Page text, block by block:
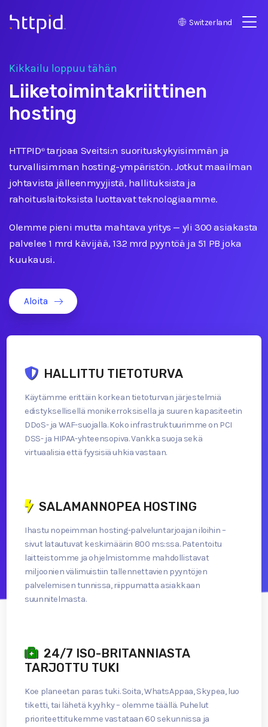
™
Switzerland
Kikkailu loppuu tähän
Liiketoimintakriittinen
hosting
HTTPID®tarjoaa Sveitsi:n suorituskykyisimmän ja
turvallisimman hosting-ympäristön. Jotkut maailman
johtavista jälleenmyyjistä, hallituksista ja
rahoituslaitoksista luottavat teknologiaamme.
Olemme pieni mutta mahtava yritys — yli 300 asiakasta
palvelee 1 mrd kävijää, 132 mrd pyyntöä ja 51 PB joka
kuukausi.
Aloita
HALLITTU TIETOTURVA
Käytämme erittäin korkean tietoturvan järjestelmiä
edistyksellisellä monikerroksisella ja suuren kapasiteetin
DDoS- ja WAF-suojalla. Koko infrastruktuurimme on PCI
DSS- ja HIPAA-yhteensopiva. Vankka suoja sekä
virtuaalisia että fyysisiä uhkia vastaan.
SALAMANNOPEA HOSTING
Ihastu nopeimman hosting-palveluntarjoajan iloihin –
sivut latautuvat keskimäärin 800 ms:ssa. Patentoitu
laitteistomme ja ohjelmistomme mahdollistavat
miljoonien välimuistiin tallennettavien pyyntöjen
palvelemisen tunnissa, riippumatta asiakkaan
suunnitelmasta.
24/7 ISO-BRITANNIASTA
TARJOTTU TUKI
Koe planeetan paras tuki. Soita, WhatsAppaa, Skypea, luo
tiketti, tai lähetä kyyhky – olemme täällä. Puhelut
prioriteettitukemme vastataan 60 sekunnissa ja